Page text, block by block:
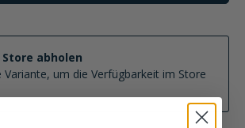
abholen
Variante, um die Verfügbarkeit im Store